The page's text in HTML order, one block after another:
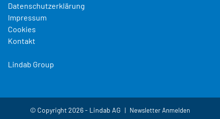
Datenschutzerklärung
Impressum
Cookies
Kontakt
Lindab Group
© Copyright 2026 - Lindab AG Newsletter Anmelden